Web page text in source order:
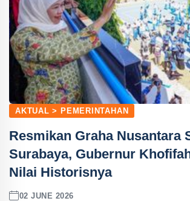
AKTUAL > PEMERINTAHAN
Resmikan Graha Nusantara
Surabaya, Gubernur
Nilai Historisnya
02 JUNE 2026